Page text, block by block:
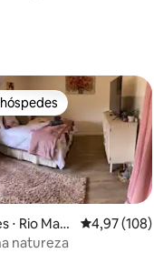
170 avaliações
preferidos dos hóspedes
⋅ Rio Marg
4,97 de
4,97 (108)
natureza